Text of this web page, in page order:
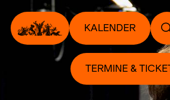
KALENDER
TERMINE &